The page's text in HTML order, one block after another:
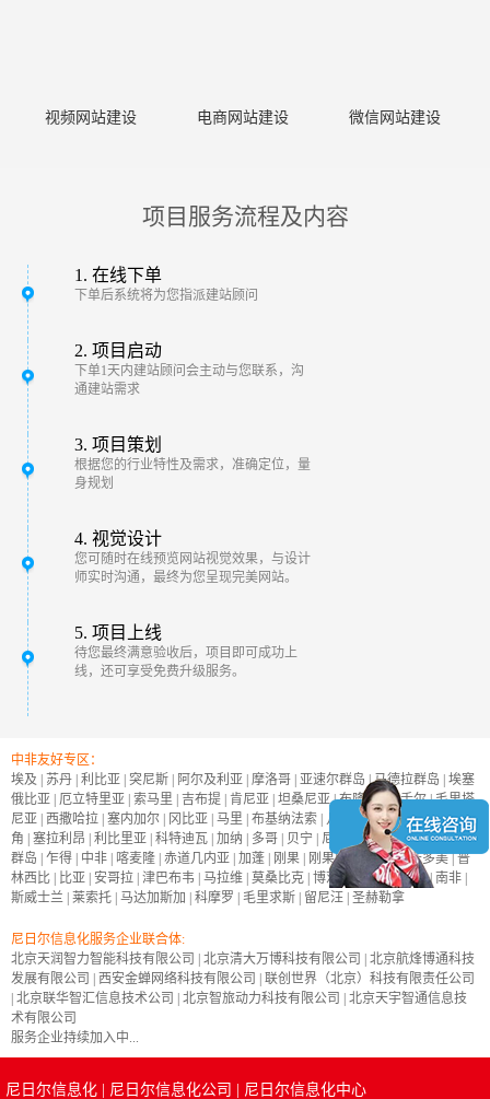
视频网站建设 电商网站建设 微信网站建设
项目服务流程及内容
1. 在线下单
下单后系统将为您指派建站顾问
2. 项目启动
下单1天内建站顾问会主动与您联系，沟
通建站需求
3. 项目策划
根据您的行业特性及需求，准确定位，量
身规划
4. 视觉设计
您可随时在线预览网站视觉效果，与设计
师实时沟通，最终为您呈现完美网站。
5. 项目上线
待您最终满意验收后，项目即可成功上
线，还可享受免费升级服务。
中非友好专区：
埃及 | 苏丹 | 利比亚 | 突尼斯 | 阿尔及利亚 | 摩洛哥 | 亚速尔群岛 |马德拉群岛 | 埃塞
俄比亚 | 厄立特里亚 | 索马里 | 吉布提 | 肯尼亚 | 坦桑尼亚|布隆迪| 塞舌尔|毛里塔
尼亚 | 西撒哈拉 | 塞内加尔 | 冈比亚 | 马里 | 布基纳法索 | 几内亚|几内亚比绍|佛得
角 | 塞拉利昂 | 利比里亚 | 科特迪瓦 | 加纳 | 多哥 | 贝宁 | 尼日尔 |尼日利亚|加那利
群岛 | 乍得 | 中非 | 喀麦隆 | 赤道几内亚 | 加蓬 | 刚果 | 刚果民主共和国|圣多美|普
林西比 | 比亚 | 安哥拉 | 津巴布韦 | 马拉维 | 莫桑比克 | 博茨瓦纳 |纳米比亚| 南非 |
斯威士兰 | 莱索托 | 马达加斯加 | 科摩罗 | 毛里求斯 | 留尼汪 | 圣赫勒拿
尼日尔信息化服务企业联合体:
北京天润智力智能科技有限公司 | 北京清大万博科技有限公司 | 北京航烽博通科技
发展有限公司 | 西安金蝉网络科技有限公司 | 联创世界（北京）科技有限责任公司
| 北京联华智汇信息技术公司 | 北京智旅动力科技有限公司 | 北京天宇智通信息技
术有限公司
服务企业持续加入中...
尼日尔信息化 | 尼日尔信息化公司 | 尼日尔信息化中心